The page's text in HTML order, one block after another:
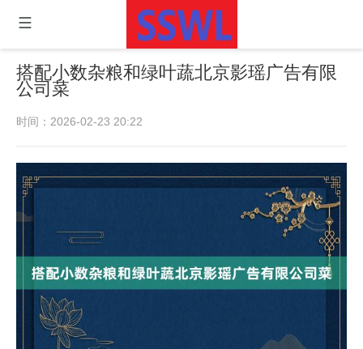
搭配小数杂粮和绿叶蔬北京影瑶广告有限
公司菜
时间：2026-02-23 20:22